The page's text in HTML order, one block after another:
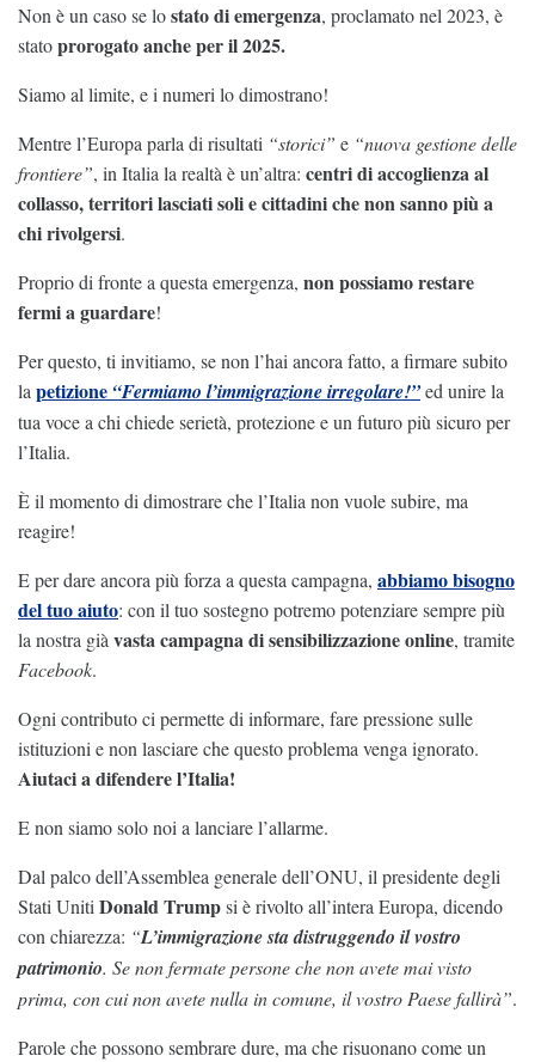
Non è un caso se lostato di emergenza, proclamato nel 2023, è
statoprorogato anche per il 2025.
Siamo al limite, e i numeri lo dimostrano!
Mentre l’Europa parla di risultati “storici” e “nuova gestione delle
frontiere”, in Italia la realtà è un’altra: centri di accoglienza al
collasso, territori lasciati soli e cittadini che non sanno più a
chi rivolgersi.
Proprio di fronte a questa emergenza, non possiamo restare
fermi a guardare!
Per questo, ti invitiamo, se non l’hai ancora fatto, a firmare subito
la petizione “Fermiamo l’immigrazione irregolare!”ed unire la
tua voce a chi chiede serietà, protezione e un futuro più sicuro per
l’Italia.
È il momento di dimostrare che l’Italia non vuole subire, ma
reagire!
E per dare ancora più forza a questa campagna, abbiamo bisogno
del tuo aiuto: con il tuo sostegno potremo potenziare sempre più
la nostra già vasta campagna di sensibilizzazione online, tramite
Facebook.
Ogni contributo ci permette di informare, fare pressione sulle
istituzioni e non lasciare che questo problema venga ignorato.
Aiutaci a difendere l’Italia!
E non siamo solo noi a lanciare l’allarme.
Dal palco dell’Assemblea generale dell’ONU, il presidente degli
Stati Uniti Donald Trumpsi è rivolto all’intera Europa, dicendo
con chiarezza: “L’immigrazione sta distruggendo il vostro
patrimonio. Se non fermate persone che non avete mai visto
prima, con cui non avete nulla in comune, il vostro Paese fallirà”.
Parole che possono sembrare dure, ma che risuonano come un